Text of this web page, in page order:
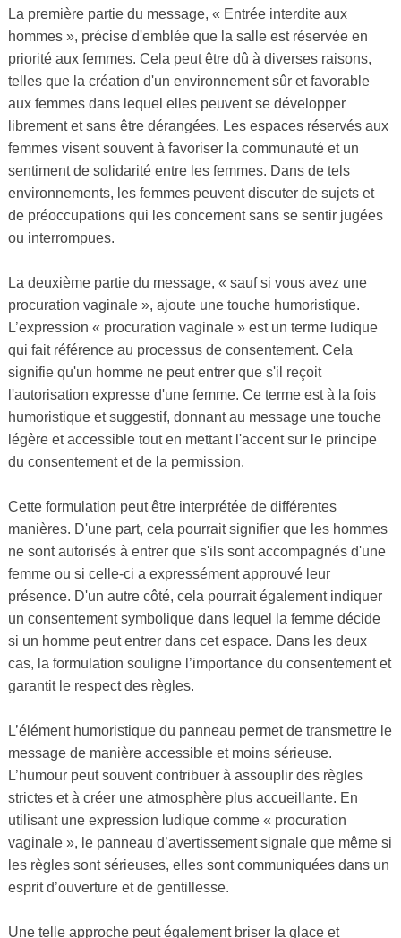
La première partie du message, « Entrée interdite aux
hommes », précise d'emblée que la salle est réservée en
priorité aux femmes. Cela peut être dû à diverses raisons,
telles que la création d'un environnement sûr et favorable
aux femmes dans lequel elles peuvent se développer
librement et sans être dérangées. Les espaces réservés aux
femmes visent souvent à favoriser la communauté et un
sentiment de solidarité entre les femmes. Dans de tels
environnements, les femmes peuvent discuter de sujets et
de préoccupations qui les concernent sans se sentir jugées
ou interrompues.
La deuxième partie du message, « sauf si vous avez une
procuration vaginale », ajoute une touche humoristique.
L’expression « procuration vaginale » est un terme ludique
qui fait référence au processus de consentement. Cela
signifie qu'un homme ne peut entrer que s'il reçoit
l'autorisation expresse d'une femme. Ce terme est à la fois
humoristique et suggestif, donnant au message une touche
légère et accessible tout en mettant l'accent sur le principe
du consentement et de la permission.
Cette formulation peut être interprétée de différentes
manières. D'une part, cela pourrait signifier que les hommes
ne sont autorisés à entrer que s'ils sont accompagnés d'une
femme ou si celle-ci a expressément approuvé leur
présence. D'un autre côté, cela pourrait également indiquer
un consentement symbolique dans lequel la femme décide
si un homme peut entrer dans cet espace. Dans les deux
cas, la formulation souligne l’importance du consentement et
garantit le respect des règles.
L’élément humoristique du panneau permet de transmettre le
message de manière accessible et moins sérieuse.
L’humour peut souvent contribuer à assouplir des règles
strictes et à créer une atmosphère plus accueillante. En
utilisant une expression ludique comme « procuration
vaginale », le panneau d’avertissement signale que même si
les règles sont sérieuses, elles sont communiquées dans un
esprit d’ouverture et de gentillesse.
Une telle approche peut également briser la glace et